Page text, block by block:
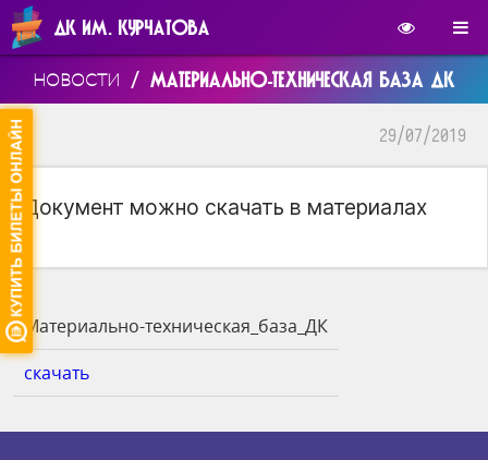
ДК ИМ. КУРЧАТОВА
НОВОСТИ / МАТЕРИАЛЬНО-ТЕХНИЧЕСКАЯ БАЗА ДК
29/07/2019
Документ можно скачать в материалах
Материально-техническая_база_ДК
скачать